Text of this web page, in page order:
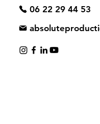
06 22 29 44 53